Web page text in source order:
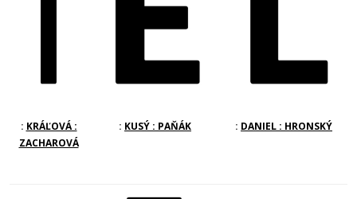
: KRÁĽOVÁ :
ZACHAROVÁ
: KUSÝ : PAŇÁK : DANIEL : HRONSKÝ